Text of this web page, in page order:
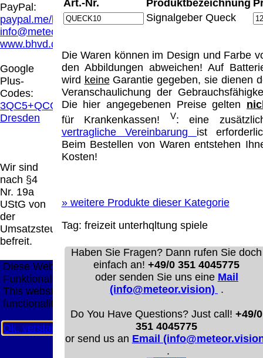
PayPal:
paypal.me/blindenhilfsmittel
info@meteor.vision
www.bhvd.de
Google
Plus-
Codes:
3QC5+QCG
Dresden
Wir sind
nach §4
Nr. 19a
UStG von
der
Umsatzsteuer
befreit.
Art.-Nr.
Produktbezeichnung
Signalgeber Queck
Die Waren können im Design und Farbe
den Abbildungen abweichen! Auf
wird keineGarantie gegeben, sie dienen
Veranschaulichung der
Die hier angegebenen Preise gelten
für Krankenkassen!
V: eine
vertragliche Vereinbarung ist
Beim Bestellen von Waren entstehen
Kosten!
»weitere Produkte dieser Kategorie
Tag: freizeitunterhqltung spiele
Haben Sie Fragen? Dann rufen Sie doch
einfach an!+49/0 351 4045775
oder senden Sie uns eine Mail
(info@meteor.vision) .
Do You Have Questions? Just call!+49/0
351 4045775
or send us an Email
.
Hamburg entschieden, dass man durch die
Anbringung eines Links, die Inhalte der
gelinkten Seite ggf. mit zu verantworten hat.
Dieses kann nur dadurch verhindert werden,
dass man sich ausdrücklich von diesen
Inhalten distanziert. Hiermit distanzieren wir
uns ausdrücklich von allen Inhalten, aller
gelinkten Seiten auf unserer Homepage und
machen uns diese Inhalte nicht zu eigen.
Diese Erklärung gilt für alle auf unserer
Homepage angebrachten Links.
Die Europäische Kommission stellt eine
Plattform zur Online-Streitbeilegung (OS)
bereit. Die Plattform finden Sie unter
http://ec.europa.eu/consumers/odr/
Mailadresse lautet:
Seitenanfang Impressum AGB
Widerruf
Datenschutz
Links
Katalog (PDF) Sitemap
große Anzeige
Diese Website nutzt Cookies, um bestmögliche
Funktionalität bieten zu können.
This website uses cookies to provide the best possible
functionality.
Ok, verstanden